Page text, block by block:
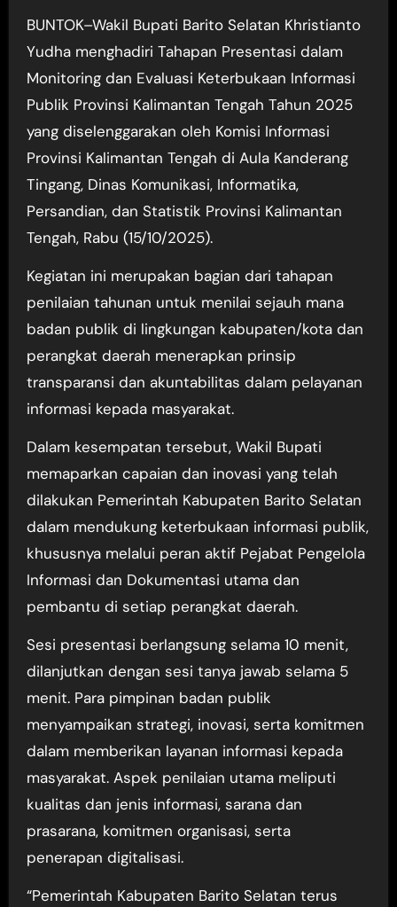
BUNTOK–Wakil Bupati Barito Selatan Khristianto
Yudha menghadiri Tahapan Presentasi dalam
Monitoring dan Evaluasi Keterbukaan Informasi
Publik Provinsi Kalimantan Tengah Tahun 2025
yang diselenggarakan oleh Komisi Informasi
Provinsi Kalimantan Tengah di Aula Kanderang
Tingang, Dinas Komunikasi, Informatika,
Persandian, dan Statistik Provinsi Kalimantan
Tengah, Rabu (15/10/2025).
Kegiatan ini merupakan bagian dari tahapan
penilaian tahunan untuk menilai sejauh mana
badan publik di lingkungan kabupaten/kota dan
perangkat daerah menerapkan prinsip
transparansi dan akuntabilitas dalam pelayanan
informasi kepada masyarakat.
Dalam kesempatan tersebut, Wakil Bupati
memaparkan capaian dan inovasi yang telah
dilakukan Pemerintah Kabupaten Barito Selatan
dalam mendukung keterbukaan informasi publik,
khususnya melalui peran aktif Pejabat Pengelola
Informasi dan Dokumentasi utama dan
pembantu di setiap perangkat daerah.
Sesi presentasi berlangsung selama 10 menit,
dilanjutkan dengan sesi tanya jawab selama 5
menit. Para pimpinan badan publik
menyampaikan strategi, inovasi, serta komitmen
dalam memberikan layanan informasi kepada
masyarakat. Aspek penilaian utama meliputi
kualitas dan jenis informasi, sarana dan
prasarana, komitmen organisasi, serta
penerapan digitalisasi.
“Pemerintah Kabupaten Barito Selatan terus